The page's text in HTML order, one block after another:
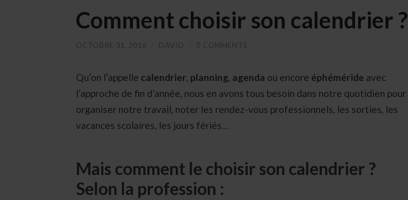
Comment choisir son calendrier ?
OCTOBRE 31, 2016 DAVID 0 COMMENTS
Qu’on l’appelle calendrier, planning, agenda ou encore éphéméride avec
l’approche de fin d’année, nous en avons tous besoin dans notre quotidien pour
organiser notre travail, noter les rendez-vous professionnels, les sorties, les
vacances scolaires, les jours fériés…
Mais comment le choisir son calendrier ?
Selon la profession :